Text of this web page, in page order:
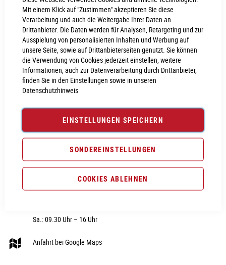
Mit einem Klick auf "Zustimmen" akzeptieren Sie diese
Verarbeitung und auch die Weitergabe Ihrer Daten an
Drittanbieter. Die Daten werden für Analysen, Retargeting und zur
Ausspielung von personalisierten Inhalten und Werbung auf
unsere Seite, sowie auf Drittanbieterseiten genutzt. Sie können
die Verwendung von Cookies jederzeit einstellen, weitere
Informationen, auch zur Datenverarbeitung durch Drittanbieter,
finden Sie in den Einstellungen sowie in unseren
Datenschutzhinweis
EINSTELLUNGEN SPEICHERN
SONDEREINSTELLUNGEN
COOKIES ABLEHNEN
Neumarkt - Newsletter
Anmelden
CUBE STORE NEUMARKT
Nürnberger Str. 28
92318 Neumarkt i.d.OPf
09181 - 40606 0
E-Mail:webshop@cube-store-
Hier unsere Öffnungszeiten:
Sa.: 09.30 Uhr – 16 Uhr
Anfahrt bei Google Maps
E-Bike
Fahrradzubehör
Sale